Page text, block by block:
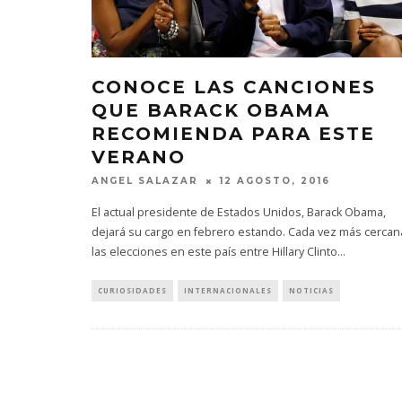
CONOCE LAS CANCIONES
QUE BARACK OBAMA
RECOMIENDA PARA ESTE
VERANO
ANGEL SALAZAR 12 AGOSTO, 2016
El actual presidente de Estados Unidos, Barack Obama,
dejará su cargo en febrero estando. Cada vez más
las elecciones en este país entre Hillary Clinto...
CURIOSIDADES INTERNACIONALES NOTICIAS